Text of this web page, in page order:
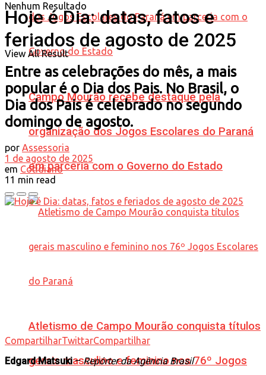
Campo Mourão recebe destaque pela
organização dos Jogos Escolares do Paraná
em parceria com o Governo do Estado
Atletismo de Campo Mourão conquista títulos
gerais masculino e feminino nos 76º Jogos
Nenhum Resultado
View All Result
Hoje é Dia: datas, fatos e
feriados de agosto de 2025
Entre as celebrações do mês, a mais
popular é o Dia dos Pais. No Brasil, o
Dia dos Pais é celebrado no segundo
domingo de agosto.
por Assessoria
1 de agosto de 2025
em Cotidiano
11 min read
CompartilharTwittarCompartilhar
Edgard Matsuki–Repórter da Agência Brasil